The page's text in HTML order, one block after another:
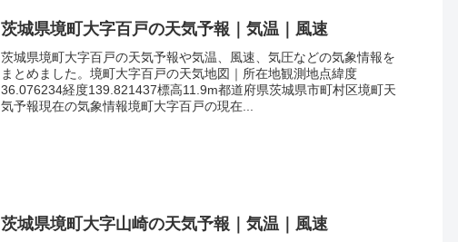
茨城県境町大字百戸の天気予報｜気温｜風速
茨城県境町大字百戸の天気予報や気温、風速、気圧などの気象情報を
まとめました。境町大字百戸の天気地図｜所在地観測地点緯度
36.076234経度139.821437標高11.9m都道府県茨城県市町村区境町天
気予報現在の気象情報境町大字百戸の現在...
茨城県境町大字山崎の天気予報｜気温｜風速